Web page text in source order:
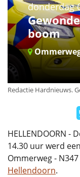
donderdag
boom
Redactie Hardnieuws.
HELLENDOORN -
14.30 uur werd
Ommerweg -
Hellendoorn.